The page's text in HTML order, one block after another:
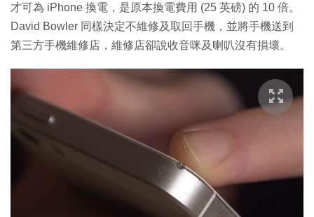
才可為 iPhone 換電，是原本換電費用 (25 英磅) 的 10 倍。
David Bowler 同樣決定不維修及取回手機，並將手機送到
第三方手機維修店，維修店卻說收音咪及喇叭沒有損壞。